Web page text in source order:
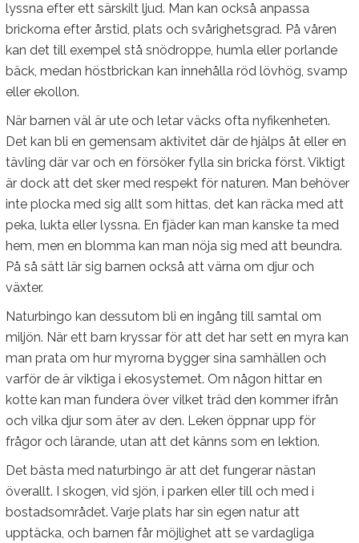
lyssna efter ett särskilt ljud. Man kan också anpassa
brickorna efter årstid, plats och svårighetsgrad. På våren
kan det till exempel stå snödroppe, humla eller porlande
bäck, medan höstbrickan kan innehålla röd lövhög, svamp
eller ekollon.
När barnen väl är ute och letar väcks ofta nyfikenheten.
Det kan bli en gemensam aktivitet där de hjälps åt eller en
tävling där var och en försöker fylla sin bricka först. Viktigt
är dock att det sker med respekt för naturen. Man behöver
inte plocka med sig allt som hittas, det kan räcka med att
peka, lukta eller lyssna. En fjäder kan man kanske ta med
hem, men en blomma kan man nöja sig med att beundra.
På så sätt lär sig barnen också att värna om djur och
växter.
Naturbingo kan dessutom bli en ingång till samtal om
miljön. När ett barn kryssar för att det har sett en myra kan
man prata om hur myrorna bygger sina samhällen och
varför de är viktiga i ekosystemet. Om någon hittar en
kotte kan man fundera över vilket träd den kommer ifrån
och vilka djur som äter av den. Leken öppnar upp för
frågor och lärande, utan att det känns som en lektion.
Det bästa med naturbingo är att det fungerar nästan
överallt. I skogen, vid sjön, i parken eller till och med i
bostadsområdet. Varje plats har sin egen natur att
upptäcka, och barnen får möjlighet att se vardagliga